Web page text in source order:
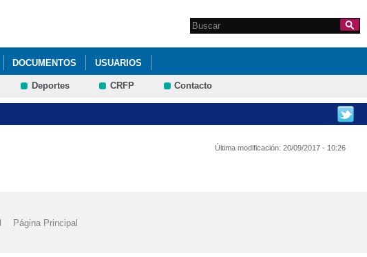
Formulario de
Search this site
DOCUMENTOS USUARIOS
Deportes CRFP Contacto
Última modificación: 20/09/2017 - 10:26
Página Principal